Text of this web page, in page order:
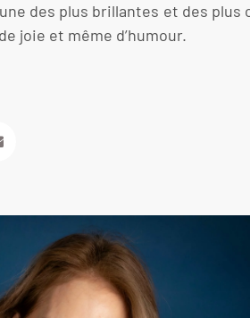
des plus brillantes et des
joie et même d’humour.